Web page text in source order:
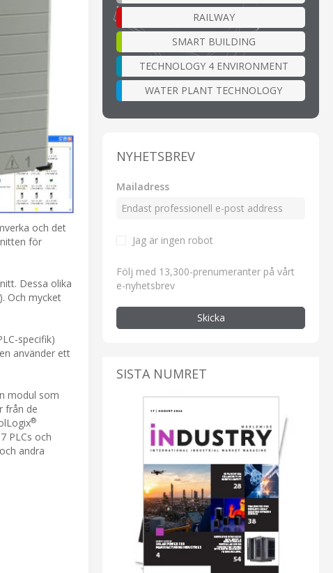
och det
för
Dessa olika
Och mycket
specifik)
använder ett
modul som
från de
®
PLCs och
andra
RAILWAY
SMART BUILDING
TECHNOLOGY 4 ENVIRONMENT
WATER PLANT TECHNOLOGY
NYHETSBREV
Mailadress
Jag är ingen robot
Följ med 13,300-prenumeranter på vårt
e-nyhetsbrev
Skicka
SISTA NUMRET